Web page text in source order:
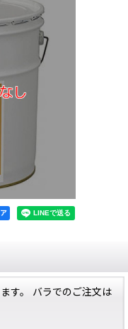
す。 バラでのご注文は